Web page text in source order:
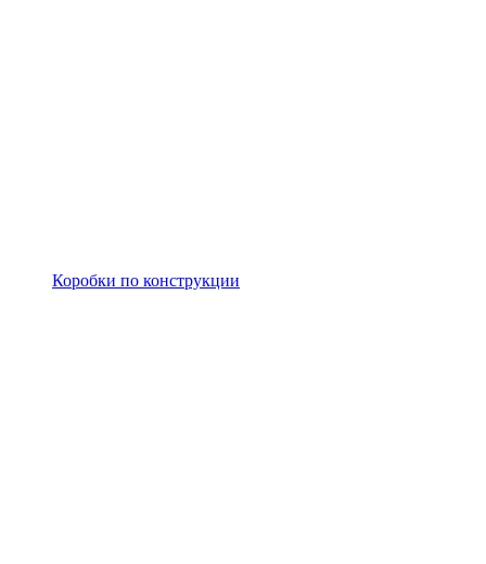
Коробки по конструкции